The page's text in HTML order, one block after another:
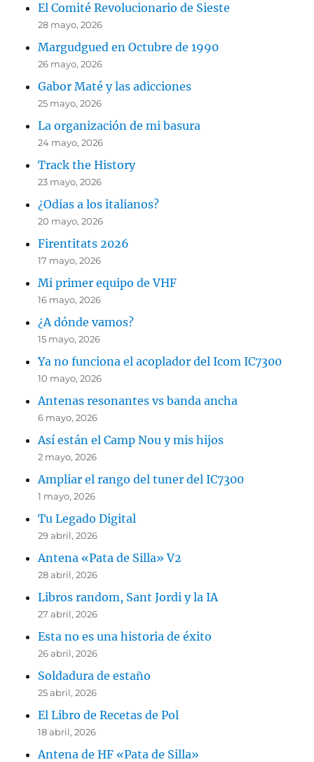
El Comité Revolucionario de Sieste
28 mayo, 2026
Margudgued en Octubre de 1990
26 mayo, 2026
Gabor Maté y las adicciones
25 mayo, 2026
La organización de mi basura
24 mayo, 2026
Track the History
23 mayo, 2026
¿Odias a los italianos?
20 mayo, 2026
Firentitats 2026
17 mayo, 2026
Mi primer equipo de VHF
16 mayo, 2026
¿A dónde vamos?
15 mayo, 2026
Ya no funciona el acoplador del Icom IC7300
10 mayo, 2026
Antenas resonantes vs banda ancha
6 mayo, 2026
Así están el Camp Nou y mis hijos
2 mayo, 2026
Ampliar el rango del tuner del IC7300
1 mayo, 2026
Tu Legado Digital
29 abril, 2026
Antena «Pata de Silla» V2
28 abril, 2026
Libros random, Sant Jordi y la IA
27 abril, 2026
Esta no es una historia de éxito
26 abril, 2026
Soldadura de estaño
25 abril, 2026
El Libro de Recetas de Pol
18 abril, 2026
Antena de HF «Pata de Silla»